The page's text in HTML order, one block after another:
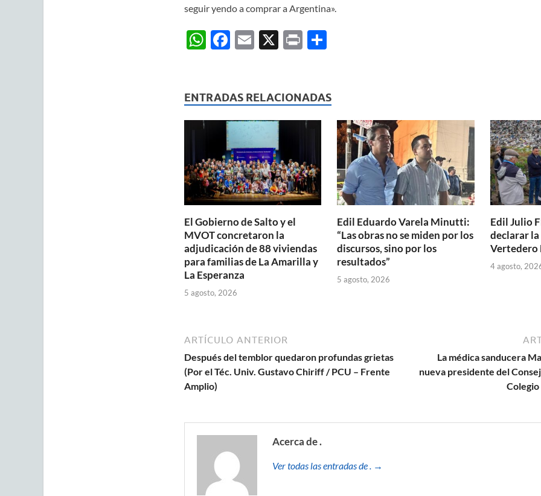
seguir yendo a comprar a Argentina».
W
s
A
p
F
b
o
o
k
E X P C
p
ar
ti
ENTRADAS RELACIONADAS
El Gobierno de Salto y el
MVOT concretaron la
adjudicación de 88 viviendas
para familias de La Amarilla y
La Esperanza
5 agosto, 2026
Edil Eduardo Varela Minutti:
“Las obras no se miden por los
discursos, sino por los
resultados”
5 agosto, 2026
Edil Julio
declarar
Vertedero
4 agosto,
ARTÍCULO ANTERIOR
Después del temblor quedaron profundas grietas
(Por el Téc. Univ. Gustavo Chiriff / PCU – Frente
Amplio)
La médica sanducera
nueva presidente del
Acerca de .
Ver todas las entradas de . →